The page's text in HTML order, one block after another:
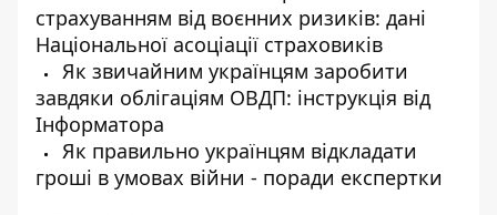
страхуванням від воєнних ризиків: дані
Національної асоціації страховиків
Як звичайним українцям заробити
завдяки облігаціям ОВДП: інструкція від
Інформатора
Як правильно українцям відкладати
гроші в умовах війни - поради експертки